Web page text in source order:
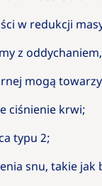
w redukcji
z
mogą
ciśnienie krwi;
typu 2;
snu, takie jak